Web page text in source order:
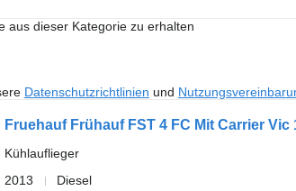
aus dieser Kategorie zu erhalten
Datenschutzrichtlinien und
Fruehauf Frühauf FST 4 FC Mit Carrier Vic
Kühlauflieger
2013
Diesel